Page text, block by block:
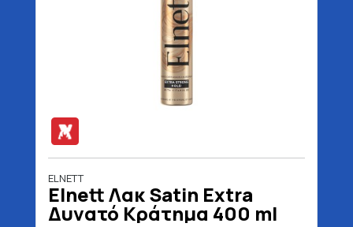
ELNETT
Elnett Λακ Satin Extra
Δυνατό Κράτημα 400 ml